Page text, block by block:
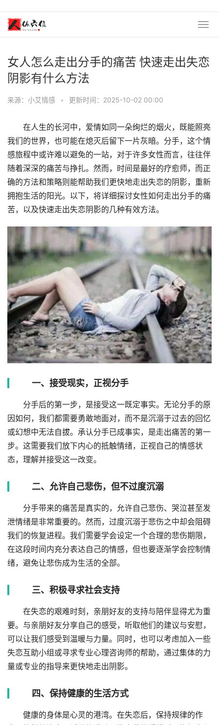
女人怎么走出分手的痛苦 快速走出失恋
阴影有什么方法
来源：小艾情感 • 更新时间：2025-10-02 00:00
在人生的长河中，爱情如同一朵绚烂的烟火，既能照亮
我们的世界，也可能在熄灭后留下一片灰暗。分手，这个情
感旅程中或许难以避免的一站，对于许多女性而言，往往伴
随着深深的痛苦与挣扎。然而，时间是最好的疗愈师，而正
确的方法和策略则能帮助我们更快地走出失恋的阴影，重新
拥抱生活的阳光。以下，将详细探讨女性如何走出分手的痛
苦，以及快速走出失恋阴影的几种有效方法。
一、接受现实，正视分手
分手后的第一步，是接受这一既定事实。无论分手的原
因如何，我们都需要勇敢地面对，而不是沉溺于过去的回忆
或幻想中无法自拔。承认分手已成事实，是走出痛苦的第一
步。这需要我们放下内心的抵触情绪，正视自己的情感状
态，理解并接受这一改变。
二、允许自己悲伤，但不过度沉溺
分手带来的痛苦是真实的，允许自己悲伤、哭泣甚至发
泄情绪是非常重要的。然而，过度沉溺于悲伤之中却会阻碍
我们的恢复进程。我们需要学会设定一个合理的悲伤期限，
在这段时间内充分表达自己的情感，但也要逐渐学会控制情
绪，避免让悲伤成为生活的全部。
三、积极寻求社会支持
在失恋的艰难时刻，亲朋好友的支持与陪伴显得尤为重
要。与亲朋好友分享自己的感受，听取他们的建议与安慰，
可以让我们感受到温暖与力量。同时，也可以考虑加入一些
失恋互助小组或寻求专业心理咨询师的帮助，通过集体的力
量或专业的指导来更快地走出阴影。
四、保持健康的生活方式
健康的身体是心灵的港湾。在失恋后，保持规律的作